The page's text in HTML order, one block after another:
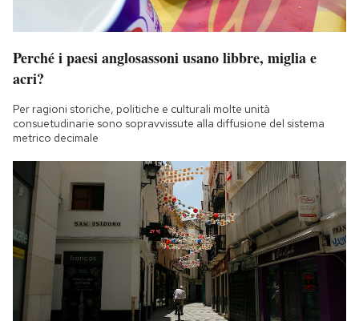
Perché i paesi anglosassoni usano libbre, miglia e
acri?
Per ragioni storiche, politiche e culturali molte unità
consuetudinarie sono sopravvissute alla diffusione del sistema
metrico decimale